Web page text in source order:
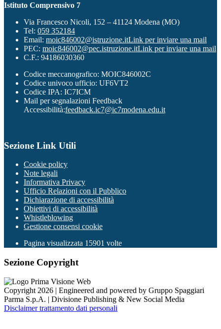
Istituto Comprensivo 7
Via Francesco Nicoli, 152 – 41124 Modena (MO)
Tel: 059 352184
Email: moic846002@istruzione.itLink per inviare una mail
PEC: moic846002@pec.istruzione.itLink per inviare una mail
C.F.: 94186030360
Codice meccanografico: MOIC846002C
Codice univoco ufficio: UF6VT2
Codice IPA: IC7ICM
Mail per segnalazioni Feedback
Accessibilità:feedback.ic7@ic7modena.edu.it
Sezione Link Utili
Cookie policy
Note legali
Informativa Privacy
Ufficio Relazioni con il Pubblico
Dichiarazione di accessibilità
Obiettivi di accessibilità
Whistleblowing
Gestione consensi cookie
Pagina visualizzata 15901 volte
Sezione Copyright
Copyright 2026 | Engineered and powered by Gruppo Spaggiari
Parma S.p.A. | Divisione Publishing & New Social Media
Disclaimer trattamento dati personali